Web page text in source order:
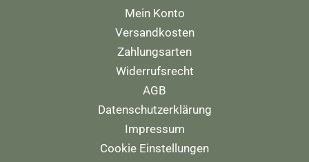
Mein Konto
Versandkosten
Zahlungsarten
Widerrufsrecht
AGB
Datenschutzerklärung
Impressum
Cookie Einstellungen